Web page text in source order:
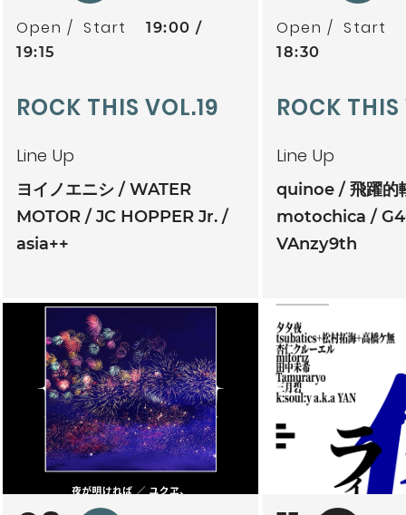
Open Start
19:00
19:15
ROCK THIS VOL.19
Line Up
ヨイノエニシ
WATER
MOTOR
JC HOPPER Jr.
asia++
Open Start
18:30
ROCK
Line Up
quinoe
飛躍的
motochica
VAnzy9th